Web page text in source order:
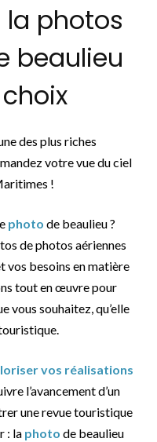
photos
beaulieu
des plus riches
votre vue du ciel
!
photo de beaulieu ?
de photos aériennes
vos besoins en matière
tout en œuvre pour
vous souhaitez, qu’elle
vos réalisations
l’avancement d’un
une revue touristique
: la photo de beaulieu